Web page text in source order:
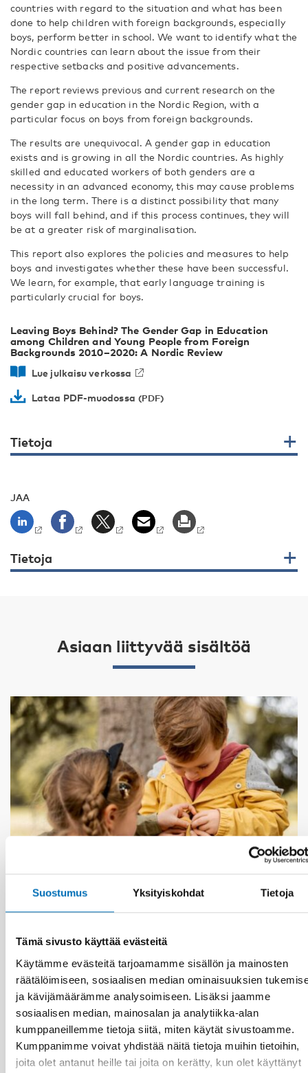
Suostumus Yksityiskohdat Tietoja
Tämä sivusto käyttää evästeitä
Käytämme evästeitä tarjoamamme sisällön ja mainosten
räätälöimiseen, sosiaalisen median ominaisuuksien
ja kävijämäärämme analysoimiseen. Lisäksi jaamme
sosiaalisen median, mainosalan ja analytiikka-alan
kumppaneillemme tietoja siitä, miten käytät sivustoamme.
Kumppanimme voivat yhdistää näitä tietoja muihin tietoihin,
joita olet antanut heille tai joita on kerätty, kun olet käyttänyt
countries with regard to the situation and what has been
done to help children with foreign backgrounds, especially
boys, perform better in school. We want to identify what the
Nordic countries can learn about the issue from their
respective setbacks and positive advancements.
The report reviews previous and current research on the
gender gap in education in the Nordic Region, with a
particular focus on boys from foreign backgrounds.
The results are unequivocal. A gender gap in education
exists and is growing in all the Nordic countries. As highly
skilled and educated workers of both genders are a
necessity in an advanced economy, this may cause problems
in the long term. There is a distinct possibility that many
boys will fall behind, and if this process continues, they will
be at a greater risk of marginalisation.
This report also explores the policies and measures to help
boys and investigates whether these have been successful.
We learn, for example, that early language training is
particularly crucial for boys.
Leaving Boys Behind? The Gender Gap in Education
among Children and Young People from Foreign
Backgrounds 2010–2020: A Nordic Review
Lue julkaisu verkossa
Lataa PDF-muodossa
Tietoja
JAA
Tietoja
Asiaan liittyvää sisältöä
18 syys 2024
Ensuring good living conditions for children in
low-income families